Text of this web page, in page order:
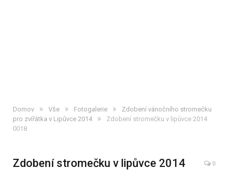
Domov » Vše » Fotogalerie »
Zdobení vánočního stromečku
pro zvířátka v Lipůvce 2014
»
Zdobení stromečku v lipůvce 2014
0018
Zdobení stromečku v lipůvce 2014
0